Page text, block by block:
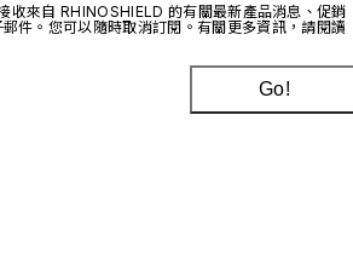
收來自 RHINOSHIELD 的有關最新產品消息、促銷
件。您可以隨時取消訂閱。有關更多資訊，請閱讀
Go!